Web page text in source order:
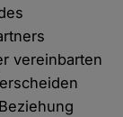
vereinbarten